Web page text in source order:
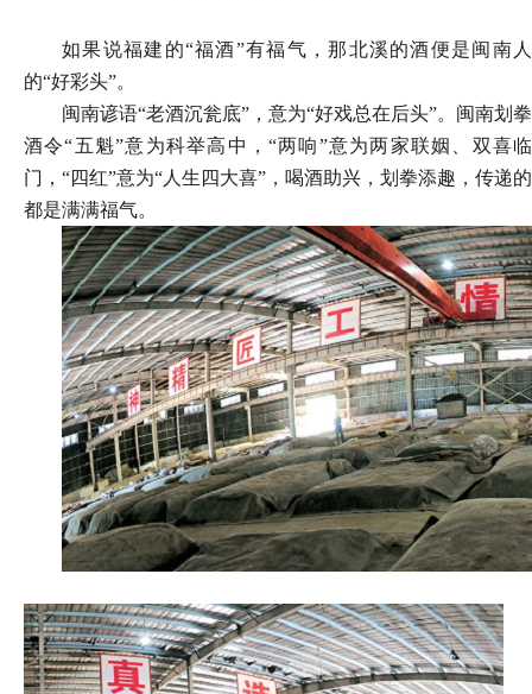
如果说福建的“福酒”有福气，那北溪的酒便是闽南人
的“好彩头”。
闽南谚语“老酒沉瓮底”，意为“好戏总在后头”。闽南划拳
酒令“五魁”意为科举高中，“两响”意为两家联姻、双喜临
门，“四红”意为“人生四大喜”，喝酒助兴，划拳添趣，传递的
都是满满福气。